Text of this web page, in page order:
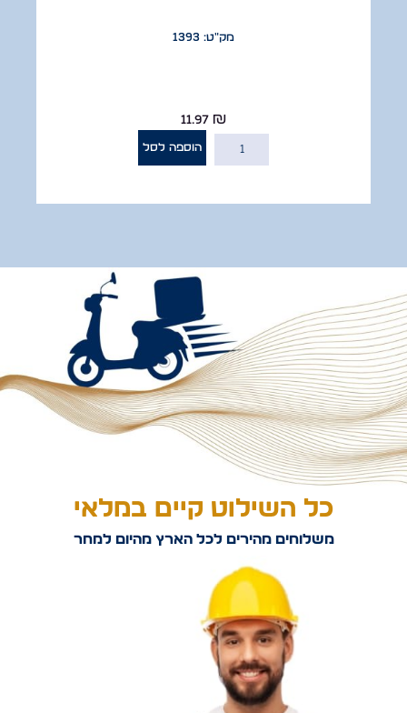
מק"ט: 1393
11.97₪
הוספה לסל
כל השילוט קיים במלאי
משלוחים מהירים לכל הארץ מהיום למחר